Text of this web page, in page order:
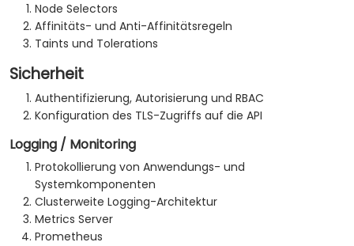
Node Selectors
Affinitäts- und Anti-Affinitätsregeln
Taints und Tolerations
Sicherheit
Authentifizierung, Autorisierung und RBAC
Konfiguration des TLS-Zugriffs auf die API
Logging / Monitoring
Protokollierung von Anwendungs- und
Systemkomponenten
Clusterweite Logging-Architektur
Metrics Server
Prometheus